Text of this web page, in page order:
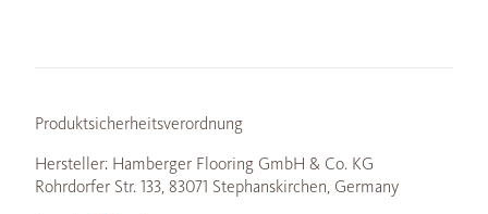
Produktsicherheitsverordnung
Hersteller: Hamberger Flooring GmbH & Co. KG
Rohrdorfer Str. 133, 83071 Stephanskirchen, Germany